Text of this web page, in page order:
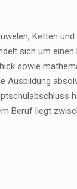
Ketten
sich um
sowie
Ausbildung
Beruf liegt